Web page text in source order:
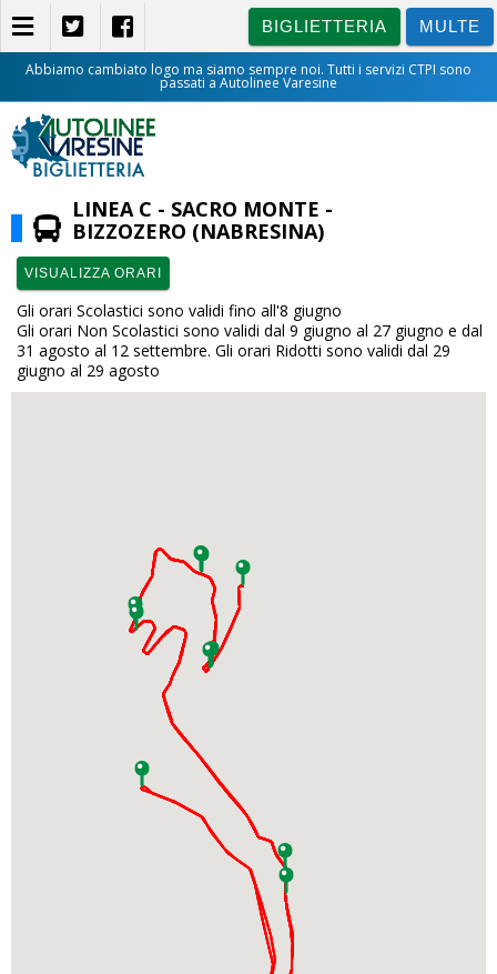
BIGLIETTERIA MULTE
Abbiamo cambiato logo ma siamo sempre noi. Tutti i servizi CTPI sono
passati a Autolinee Varesine
BIGLIETTERIA
LINEA C - SACRO MONTE -
BIZZOZERO (NABRESINA)
VISUALIZZA ORARI
Gli orari Scolastici sono validi fino all'8 giugno
Gli orari Non Scolastici sono validi dal 9 giugno al 27 giugno e dal
31 agosto al 12 settembre. Gli orari Ridotti sono validi dal 29
giugno al 29 agosto